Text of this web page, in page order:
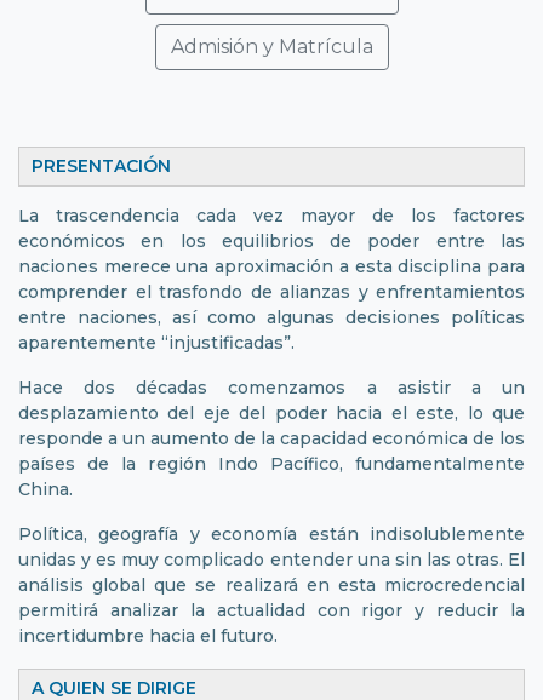
Admisión y Matrícula
PRESENTACIÓN
La trascendencia cada vez mayor de los factores
económicos en los equilibrios de poder entre las
naciones merece una aproximación a esta disciplina para
comprender el trasfondo de alianzas y enfrentamientos
entre naciones, así como algunas decisiones políticas
aparentemente “injustificadas”.
Hace dos décadas comenzamos a asistir a un
desplazamiento del eje del poder hacia el este, lo que
responde a un aumento de la capacidad económica de los
países de la región Indo Pacífico, fundamentalmente
China.
Política, geografía y economía están indisolublemente
unidas y es muy complicado entender una sin las otras. El
análisis global que se realizará en esta microcredencial
permitirá analizar la actualidad con rigor y reducir la
incertidumbre hacia el futuro.
A QUIEN SE DIRIGE